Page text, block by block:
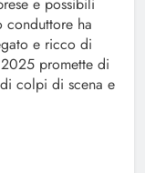
e possibili
conduttore ha
e ricco di
promette di
colpi di scena e